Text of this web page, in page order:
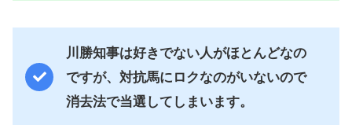
川勝知事は好きでない人がほとんどなの
ですが、対抗馬にロクなのがいないので
消去法で当選してしまいます。